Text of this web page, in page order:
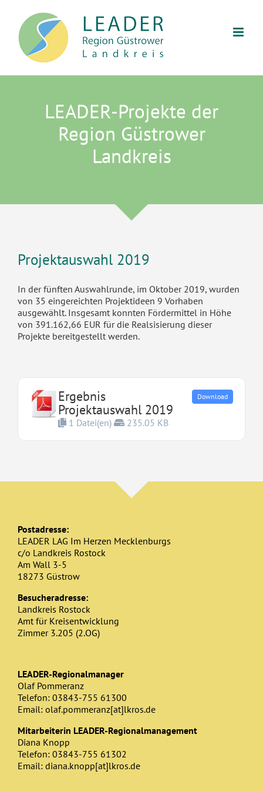
springen
LEADER-Projekte der
Region Güstrower
Landkreis
Projektauswahl 2019
In der fünften Auswahlrunde, im Oktober 2019, wurden
von 35 eingereichten Projektideen 9 Vorhaben
ausgewählt. Insgesamt konnten Fördermittel in Höhe
von 391.162,66 EUR für die Realsisierung dieser
Projekte bereitgestellt werden.
Ergebnis
Projektauswahl 2019
1 Datei(en) 235.05 KB
Download
Postadresse:
LEADER LAG Im Herzen Mecklenburgs
c/o Landkreis Rostock
Am Wall 3-5
18273 Güstrow
Besucheradresse:
Landkreis Rostock
Amt für Kreisentwicklung
Zimmer 3.205 (2.OG)
LEADER-Regionalmanager
Olaf Pommeranz
Telefon: 03843-755 61300
Email: olaf.pommeranz[at]lkros.de
Mitarbeiterin LEADER-Regionalmanagement
Diana Knopp
Telefon: 03843-755 61302
Email: diana.knopp[at]lkros.de